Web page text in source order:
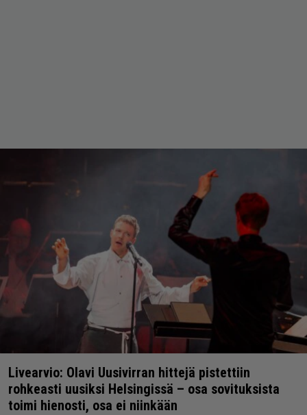
Livearvio: Olavi Uusivirran hittejä pistettiin
rohkeasti uusiksi Helsingissä – osa sovituksista
toimi hienosti, osa ei niinkään